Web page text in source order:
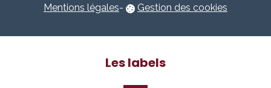
Mentions légales- Gestion des cookies
Les labels